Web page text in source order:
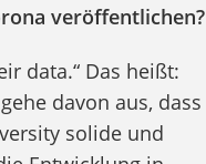
veröffentlichen?
data.“ Das heißt:
davon aus, dass
solide und